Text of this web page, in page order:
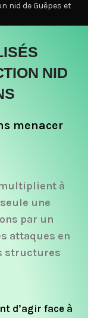
nid de Guêpes et
NID
menacer
à
une
par un
attaques en
structures
d’agir face à